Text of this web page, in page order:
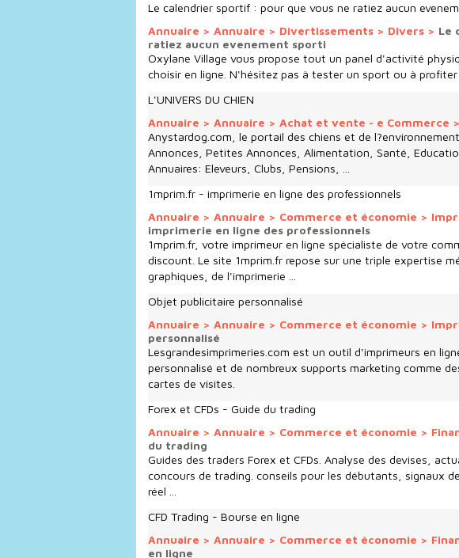
Le calendrier sportif : pour que vous ne ratiez aucun
Annuaire > Annuaire > Divertissements > Divers > Le
ratiez aucun evenement sporti
Oxylane Village vous propose tout un panel d'activité
choisir en ligne. N'hésitez pas à tester un sport ou à profiter
L'UNIVERS DU CHIEN
Annuaire > Annuaire > Achat et vente - e Commerce >
Anystardog.com, le portail des chiens et de
Annonces, Petites Annonces, Alimentation, Santé,
Annuaires: Eleveurs, Clubs, Pensions, ...
1mprim.fr - imprimerie en ligne des professionnels
Annuaire > Annuaire > Commerce et économie >
imprimerie en ligne des professionnels
1mprim.fr, votre imprimeur en ligne spécialiste de votre
discount. Le site 1mprim.fr repose sur une triple expertise
graphiques, de l'imprimerie ...
Objet publicitaire personnalisé
Annuaire > Annuaire > Commerce et économie >
personnalisé
Lesgrandesimprimeries.com est un outil d'imprimeurs en
personnalisé et de nombreux supports marketing comme
cartes de visites.
Forex et CFDs - Guide du trading
Annuaire > Annuaire > Commerce et économie >
du trading
Guides des traders Forex et CFDs. Analyse des devises,
concours de trading. conseils pour les débutants, signaux
réel ...
CFD Trading - Bourse en ligne
Annuaire > Annuaire > Commerce et économie >
en ligne